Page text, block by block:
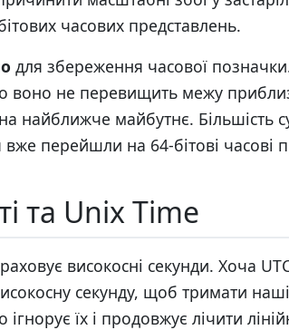
часових представлень.
для збереження часової
воно не перевищить межу
найближче майбутнє. Більшість
перейшли на 64-бітові часові
та Unix Time
високосні секунди. Хоча
секунду, щоб тримати
їх і продовжує лічити